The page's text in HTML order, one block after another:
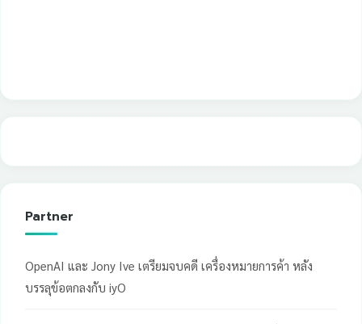
Partner
OpenAI และ Jony Ive เตรียมจบคดี เครื่องหมายการค้า หลัง
บรรลุข้อตกลงกับ iyO